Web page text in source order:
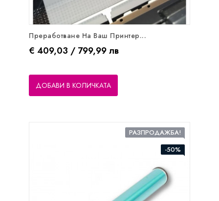
Преработване На Ваш Принтер...
Цена
€ 409,03 / 799,99 лв
ДОБАВИ В КОЛИЧКАТА
РАЗПРОДАЖБА!
-50%